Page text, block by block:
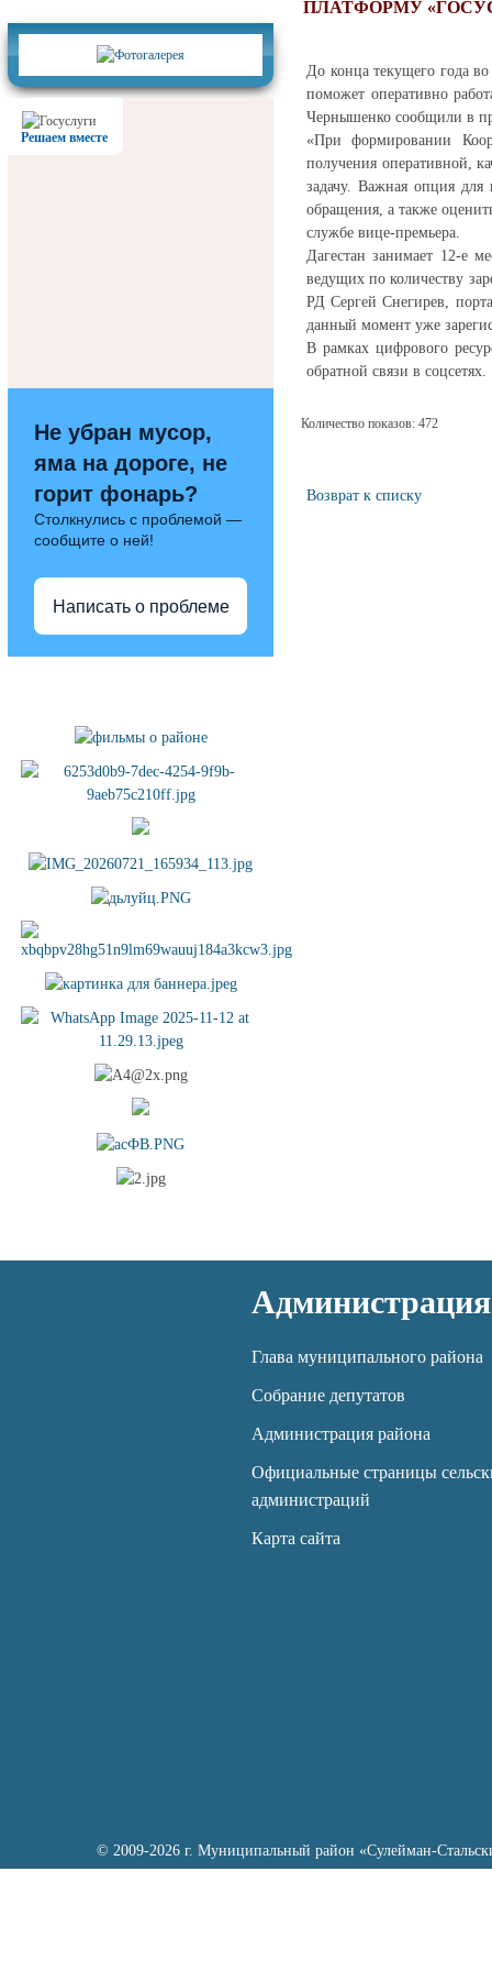
Решаем вместе
Не убран мусор,
яма на дороге, не
горит фонарь?
Столкнулись с проблемой —
сообщите о ней!
Написать о проблеме
ПЛАТФОРМУ
До конца текущего года во
поможет оперативно
Чернышенко сообщили в
«При формировании
получения оперативной,
задачу. Важная опция для
обращения, а также
службе вице-премьера.
Дагестан занимает 12-е
ведущих по количеству
РД Сергей Снегирев,
данный момент уже
В рамках цифрового
обратной связи в соцсетях.
Количество показов: 472
Возврат к списку
Администрация
Глава муниципального района
Собрание депутатов
Администрация района
Официальные страницы
администраций
Карта сайта
© 2009-2026 г. Муниципальный район «Сулейман-